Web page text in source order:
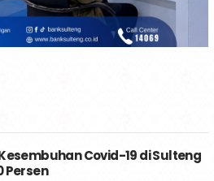
Covid-19 di Sulteng
Persen